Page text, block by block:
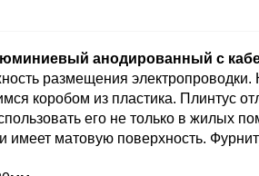
анодированный с
размещения
коробом из пластика. Плинтус
его не только в жилых
имеет матовую поверхность.